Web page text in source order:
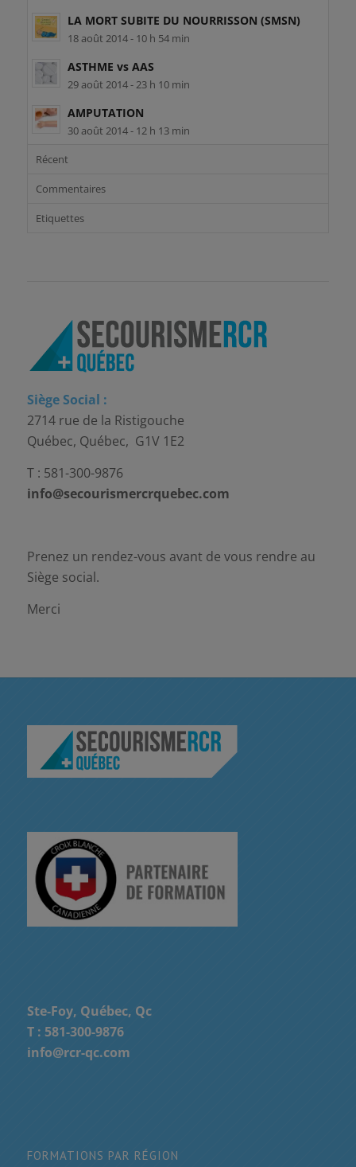
LA MORT SUBITE DU NOURRISSON (SMSN)
18 août 2014 - 10 h 54 min
ASTHME vs AAS
29 août 2014 - 23 h 10 min
AMPUTATION
30 août 2014 - 12 h 13 min
Récent
Commentaires
Etiquettes
Siège Social :
2714 rue de la Ristigouche
Québec, Québec, G1V 1E2
T : 581-300-9876
info@secourismercrquebec.com
Prenez un rendez-vous avant de vous rendre au
Siège social.
Merci
Ste-Foy, Québec, Qc
T : 581-300-9876
info@rcr-qc.com
FORMATIONS PAR RÉGION